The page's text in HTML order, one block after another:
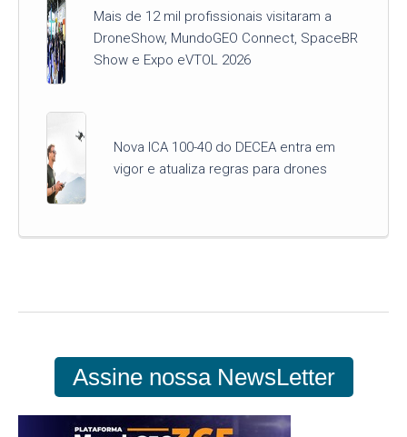
Mais de 12 mil profissionais visitaram a
DroneShow, MundoGEO Connect, SpaceBR
Show e Expo eVTOL 2026
Nova ICA 100-40 do DECEA entra em
vigor e atualiza regras para drones
Assine nossa NewsLetter